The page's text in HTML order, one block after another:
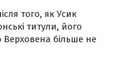
того, як Усик
титули, його
більше не